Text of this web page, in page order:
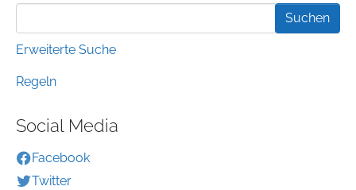
Erweiterte Suche
Regeln
Social Media
Facebook
Twitter